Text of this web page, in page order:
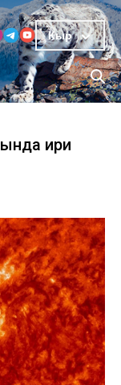
Кыр
ири